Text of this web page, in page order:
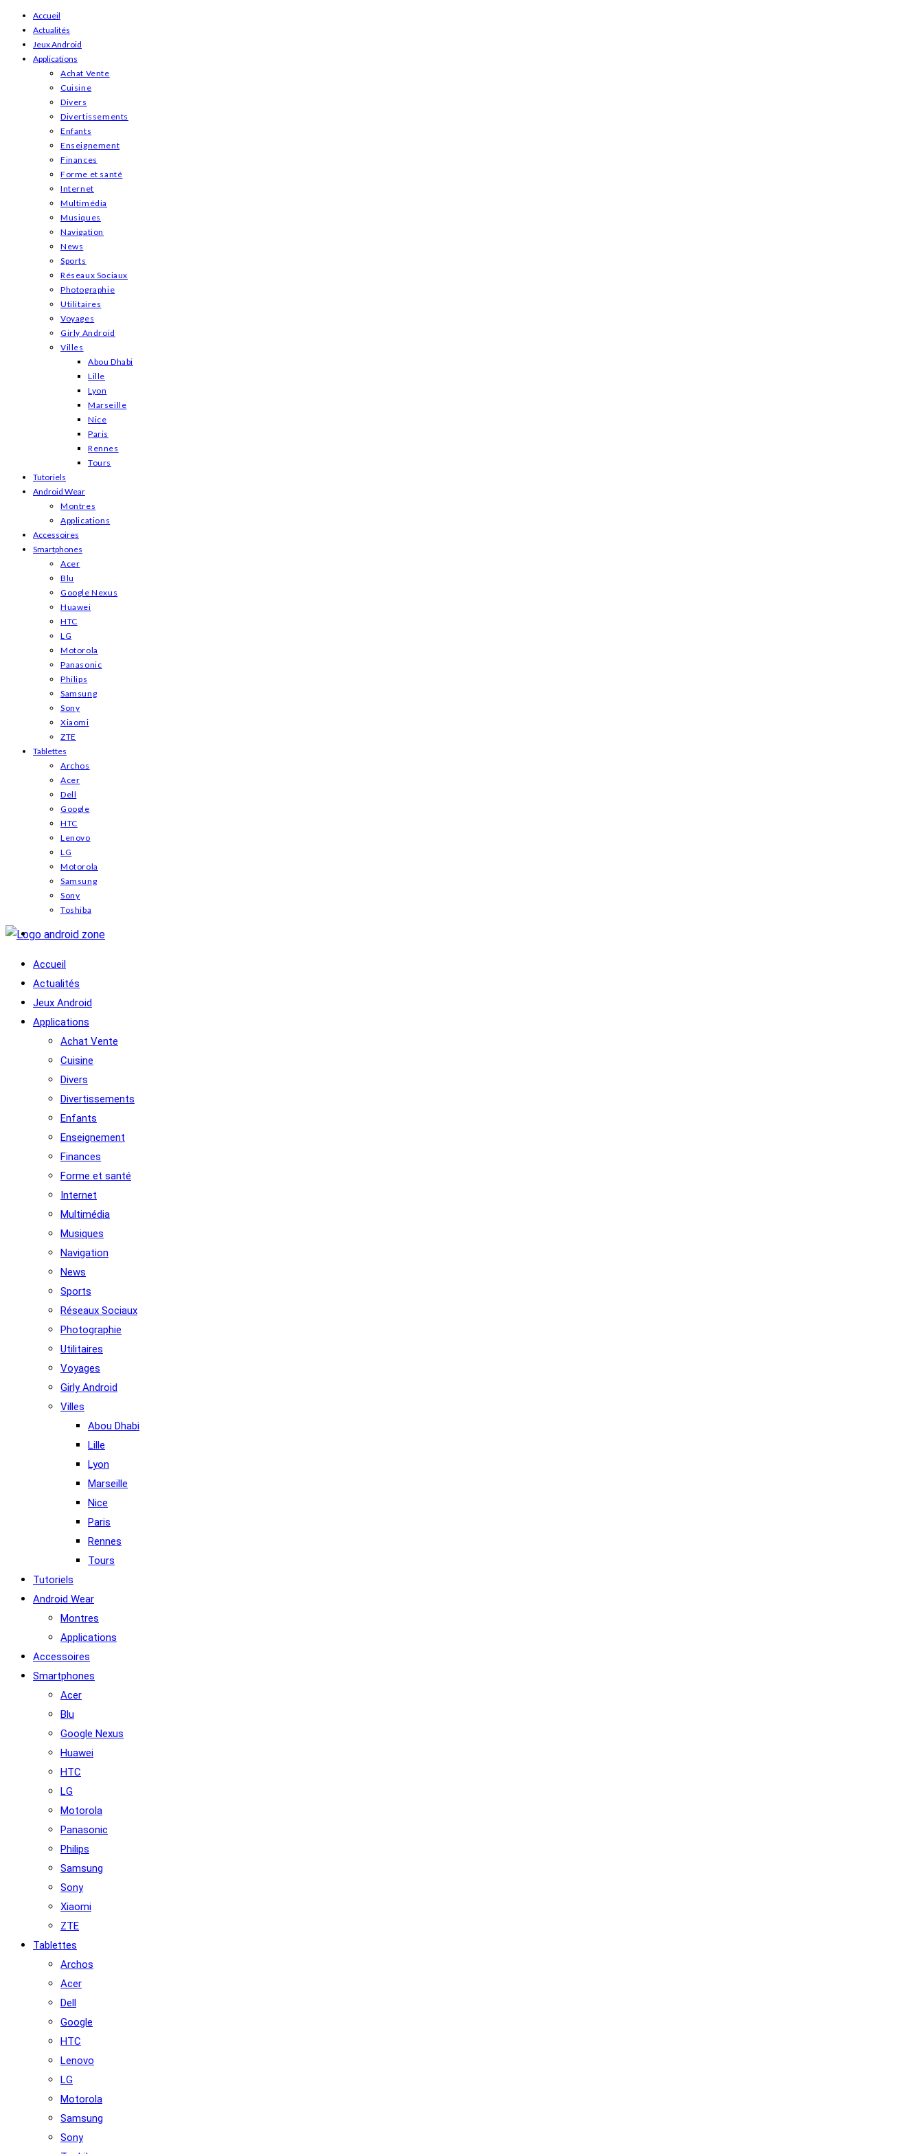
Skip
content
Accueil
Actualités
Jeux Android
Applications
Achat Vente
Cuisine
Divers
Divertissements
Enfants
Enseignement
Finances
Forme et santé
Internet
Multimédia
Musiques
Navigation
News
Sports
Réseaux Sociaux
Photographie
Utilitaires
Voyages
Girly Android
Villes
Abou Dhabi
Lille
Lyon
Marseille
Nice
Paris
Rennes
Tours
Tutoriels
Android Wear
Montres
Applications
Accessoires
Smartphones
Acer
Blu
Google Nexus
Huawei
HTC
LG
Motorola
Panasonic
Philips
Samsung
Sony
Xiaomi
ZTE
Tablettes
Archos
Acer
Dell
Google
HTC
Lenovo
LG
Motorola
Samsung
Sony
Toshiba
Accueil
Actualités
Jeux Android
Applications
Achat Vente
Cuisine
Divers
Divertissements
Enfants
Enseignement
Finances
Forme et santé
Internet
Multimédia
Musiques
Navigation
News
Sports
Réseaux Sociaux
Photographie
Utilitaires
Voyages
Girly Android
Villes
Abou Dhabi
Lille
Lyon
Marseille
Nice
Paris
Rennes
Tours
Tutoriels
Android Wear
Montres
Applications
Accessoires
Smartphones
Acer
Blu
Google Nexus
Huawei
HTC
LG
Motorola
Panasonic
Philips
Samsung
Sony
Xiaomi
ZTE
Tablettes
Archos
Acer
Dell
Google
HTC
Lenovo
LG
Motorola
Samsung
Sony